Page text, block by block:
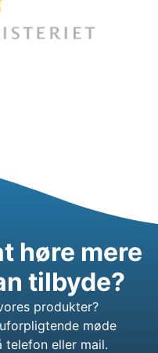
høre mere
tilbyde?
produkter?
møde
telefon eller mail.